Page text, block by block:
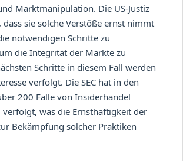
Marktmanipulation. Die US-Justiz
sie solche Verstöße ernst nimmt
notwendigen Schritte zu
die Integrität der Märkte zu
Schritte in diesem Fall werden
verfolgt. Die SEC hat in den
200 Fälle von Insiderhandel
was die Ernsthaftigkeit der
Bekämpfung solcher Praktiken